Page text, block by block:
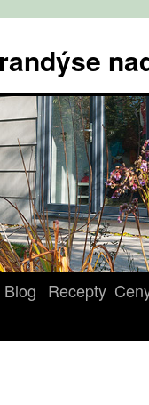
Blog Recepty